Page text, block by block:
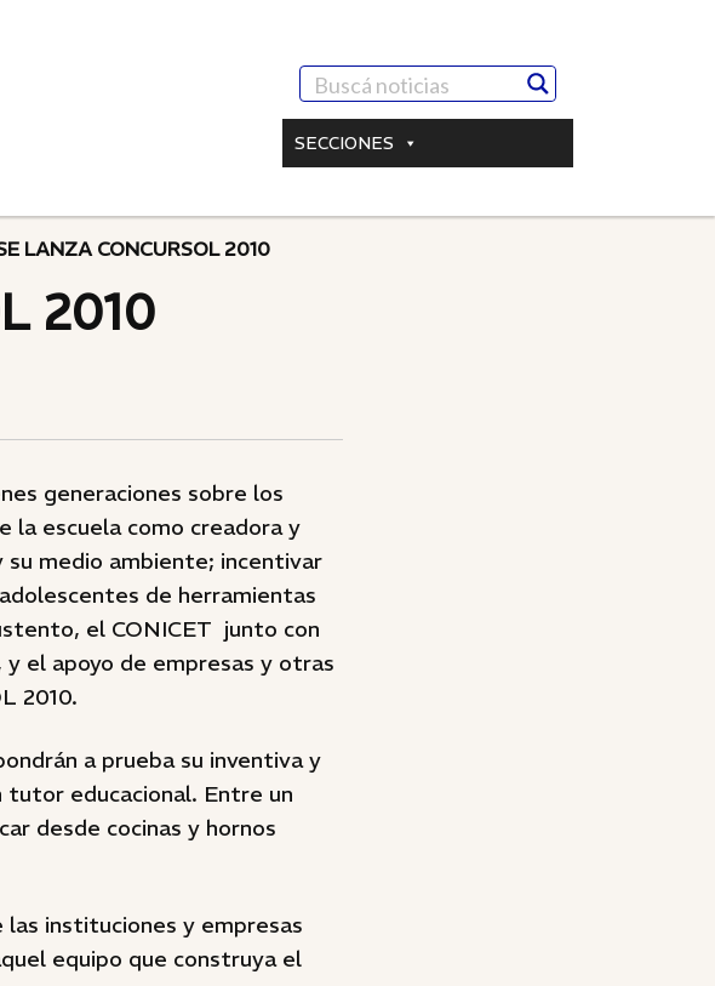
SECCIONES
LANZA CONCURSOL 2010
2010
generaciones sobre los
la escuela como creadora y
medio ambiente; incentivar
de herramientas
el CONICET junto con
el apoyo de empresas y otras
2010.
a prueba su inventiva y
tutor educacional. Entre un
desde cocinas y hornos
instituciones y empresas
equipo que construya el